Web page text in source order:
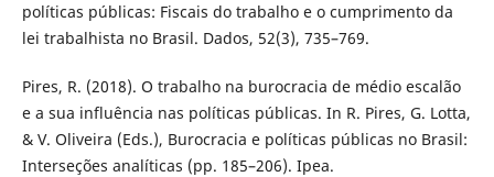
políticas públicas: Fiscais do trabalho e o cumprimento da
lei trabalhista no Brasil. Dados, 52(3), 735–769.
Pires, R. (2018). O trabalho na burocracia de médio escalão
e a sua influência nas políticas públicas. In R. Pires, G. Lotta,
& V. Oliveira (Eds.), Burocracia e políticas públicas no Brasil:
Interseções analíticas (pp. 185–206). Ipea.